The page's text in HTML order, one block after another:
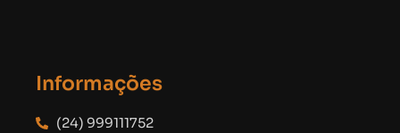
Informações
(24) 999111752